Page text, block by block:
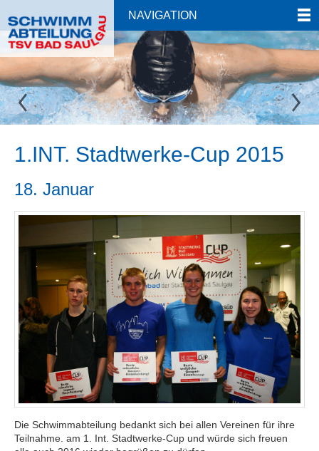
NAVIGATION
1.INT. Stadtwerke-Cup 2015
18. Januar
Die Schwimmabteilung bedankt sich bei allen Vereinen für ihre
Teilnahme. am 1. Int. Stadtwerke-Cup und würde sich freuen